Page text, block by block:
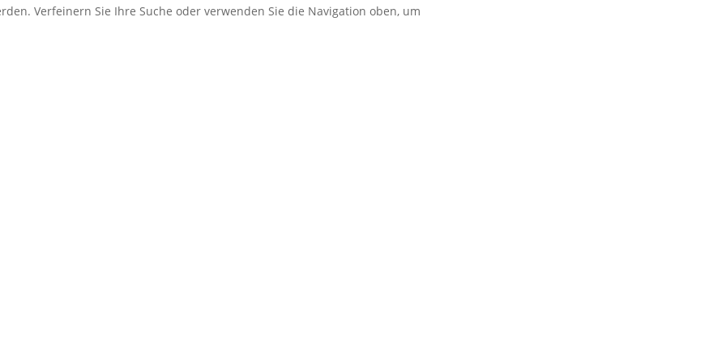
Verfeinern Sie Ihre Suche oder verwenden Sie die Navigation oben, um